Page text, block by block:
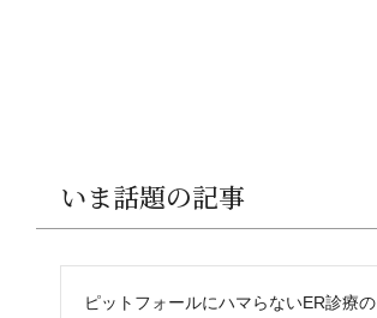
いま話題の記事
ピットフォールにハマらないER診療の